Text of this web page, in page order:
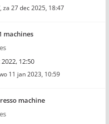
, za 27 dec 2025, 18:47
machines
12:50
11 jan 2023, 10:59
machine